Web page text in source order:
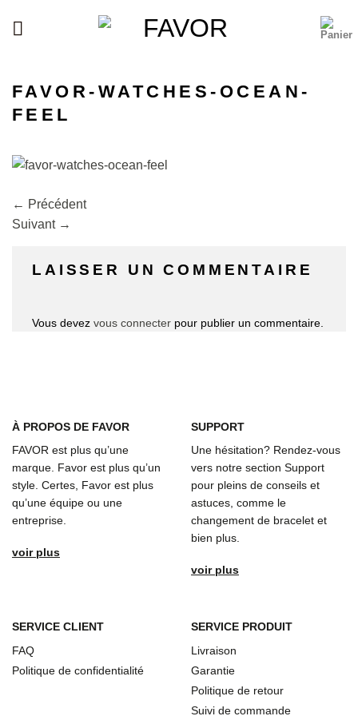
FAVOR-WATCHES-OCEAN-
FEEL
← Précédent
Suivant →
LAISSER UN COMMENTAIRE
Vous devez vous connecter pour publier un commentaire.
À PROPOS DE FAVOR
FAVOR est plus qu’une
marque. Favor est plus qu’un
style. Certes, Favor est plus
qu’une équipe ou une
entreprise.
voir plus
SUPPORT
Une hésitation? Rendez-vous
vers notre section Support
pour pleins de conseils et
astuces, comme le
changement de bracelet et
bien plus.
voir plus
SERVICE CLIENT
FAQ
Politique de confidentialité
SERVICE PRODUIT
Livraison
Garantie
Politique de retour
Suivi de commande